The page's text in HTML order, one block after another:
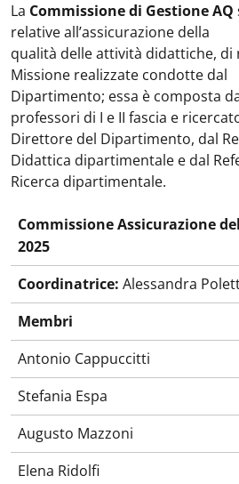
La Commissione di Gestione AQ
relative all’assicurazione della
qualità delle attività didattiche, di
Missione realizzate condotte dal
Dipartimento; essa è composta
professori di I e II fascia e
Direttore del Dipartimento, dal
Didattica dipartimentale e dal
Ricerca dipartimentale.
Commissione Assicurazione
2025
Coordinatrice: Alessandra
Membri
Antonio Cappuccitti
Stefania Espa
Augusto Mazzoni
Elena Ridolfi